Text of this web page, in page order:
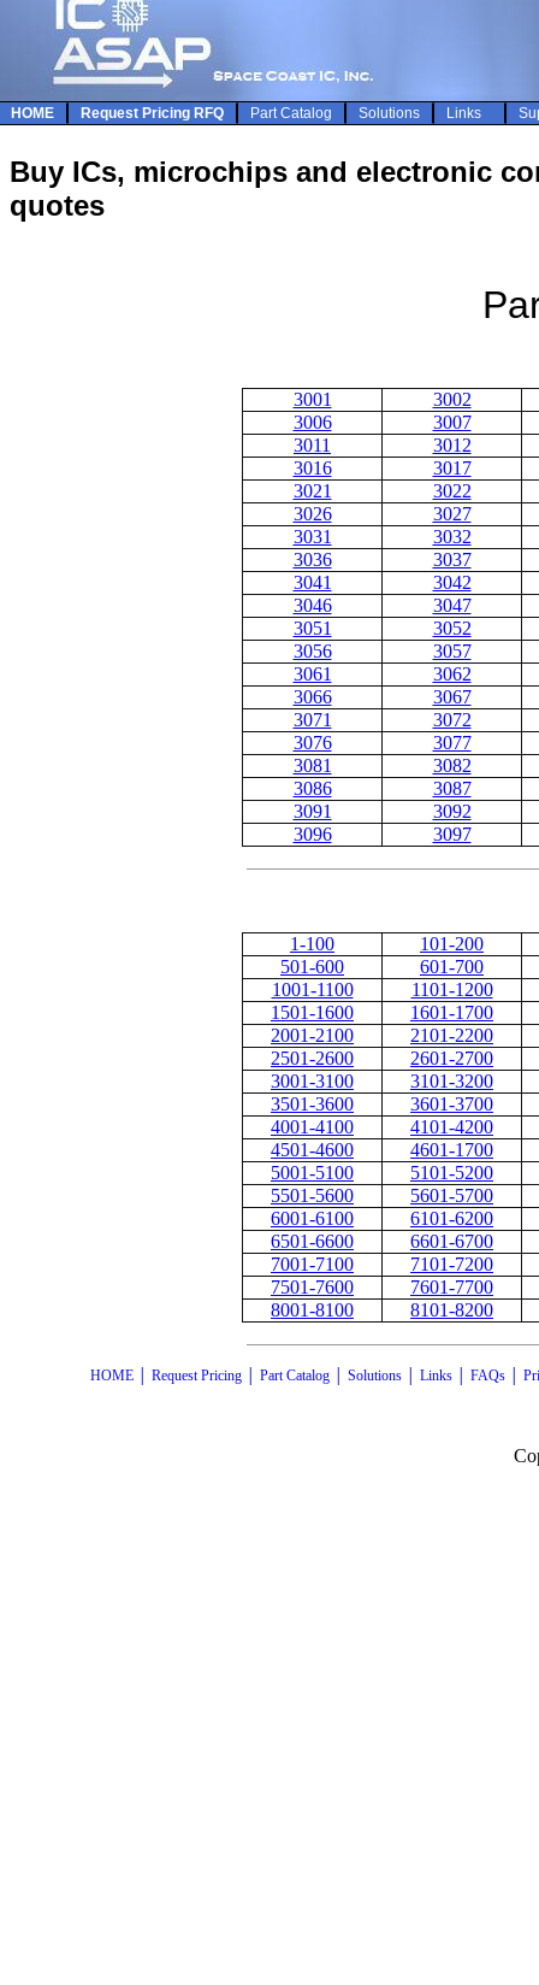
HOME Request Pricing RFQ Part Catalog Solutions Links
Buy ICs, microchips and electronic
quotes
3001
3002
3006
3007
3011
3012
3016
3017
3021
3022
3026
3027
3031
3032
3036
3037
3041
3042
3046
3047
3051
3052
3056
3057
3061
3062
3066
3067
3071
3072
3076
3077
3081
3082
3086
3087
3091
3092
3096
3097
1-100
101-200
501-600
601-700
1001-1100
1101-1200
1501-1600
1601-1700
2001-2100
2101-2200
2501-2600
2601-2700
3001-3100
3101-3200
3501-3600
3601-3700
4001-4100
4101-4200
4501-4600
4601-1700
5001-5100
5101-5200
5501-5600
5601-5700
6001-6100
6101-6200
6501-6600
6601-6700
7001-7100
7101-7200
7501-7600
7601-7700
8001-8100
8101-8200
HOME Request Pricing Part Catalog Solutions Links FAQs